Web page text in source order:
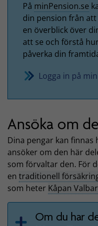
På minPension.se
din pension från
en överblick över
att se och förstå
påverka din
Logga in på
Ansöka om
Dina pengar kan finnas
ansöker om den här
som förvaltar den. För
en traditionell
som heter Kåpan Valbar
Om du har